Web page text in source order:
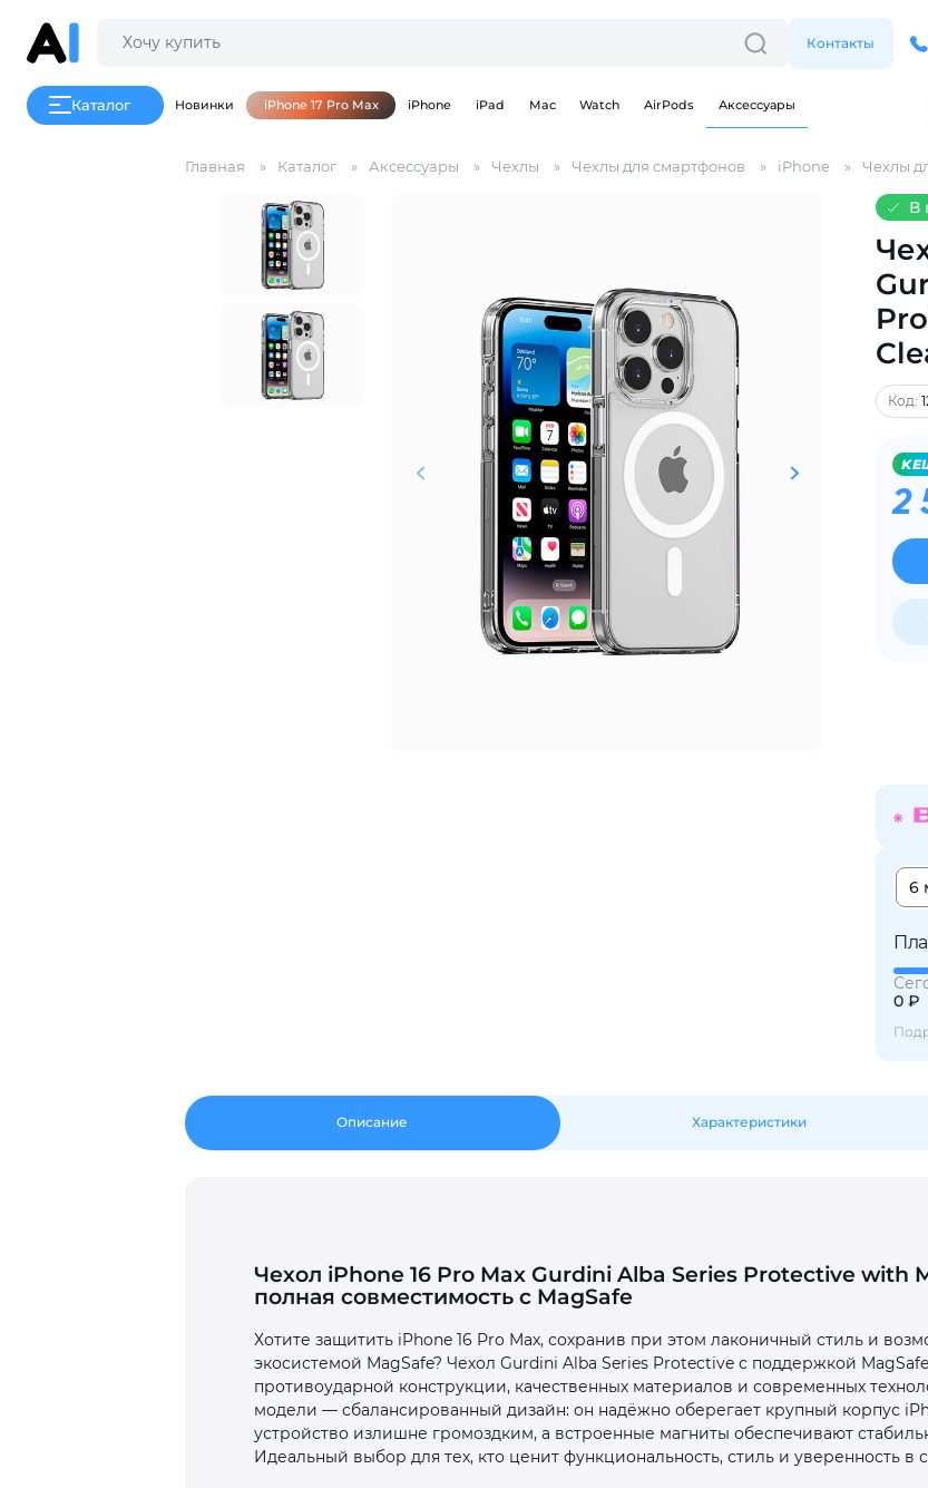
Контакты
Каталог Новинки iPhone 17 Pro Max iPhone iPad Mac Watch AirPods Аксессуары
Главная Каталог Аксессуары Чехлы Чехлы для смартфонов iPhone Чехлы
В
Код:
2
6
0 ₽
Описание Характеристики
Чехол iPhone 16 Pro Max Gurdini Alba Series Protective with
полная совместимость с MagSafe
Хотите защитить iPhone 16 Pro Max, сохранив при этом лаконичный стиль и
экосистемой MagSafe? Чехол Gurdini Alba Series Protective с поддержкой
противоударной конструкции, качественных материалов и современных
модели — сбалансированный дизайн: он надёжно оберегает крупный корпус
устройство излишне громоздким, а встроенные магниты обеспечивают
Идеальный выбор для тех, кто ценит функциональность, стиль и уверенность в
Для клиентов всех банков
Разбейтеоплату
на части без переплат
График платежей
Сегодня
25%
раз
недели
Остались вопросы?
8 800 302-02-51
plait.ru